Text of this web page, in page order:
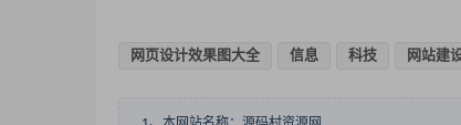
网页设计效果图大全 信息 科技 网站建